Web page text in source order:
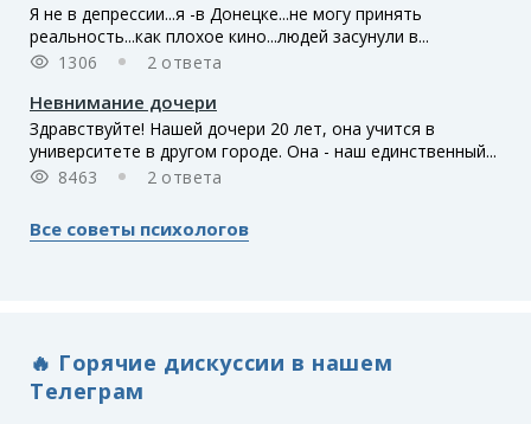
Я не в депрессии...я -в Донецке...не могу принять
реальность...как плохое кино...людей засунули в...
1306
2 ответа
Невнимание дочери
Здравствуйте! Нашей дочери 20 лет, она учится в
университете в другом городе. Она - наш единственный...
8463
2 ответа
Все советы психологов
🔥 Горячие дискуссии в нашем
Телеграм